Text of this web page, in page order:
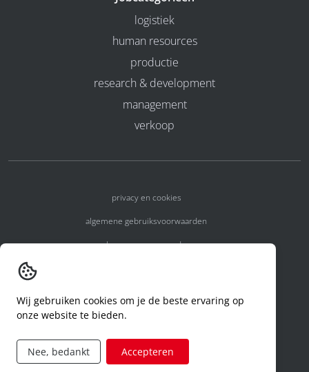
logistiek
human resources
productie
research & development
management
verkoop
privacy en cookies
algemene gebruiksvoorwaarden
algemene voorwaarden
code of conduct
aanvraag rechten ivm privacy
Wij gebruiken cookies om je de beste ervaring op
onze website te bieden.
Nee, bedankt Accepteren